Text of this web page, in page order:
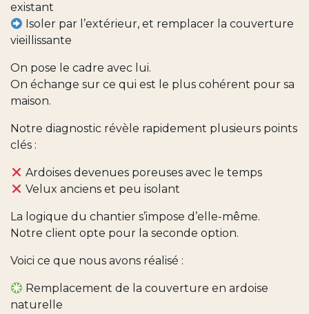
existant
Isoler par l’extérieur, et remplacer la couverture
vieillissante
On pose le cadre avec lui.
On échange sur ce qui est le plus cohérent pour sa
maison.
Notre diagnostic révèle rapidement plusieurs points
clés :
Ardoises devenues poreuses avec le temps
Velux anciens et peu isolant
La logique du chantier s’impose d’elle-même.
Notre client opte pour la seconde option.
Voici ce que nous avons réalisé :
Remplacement de la couverture en ardoise
naturelle